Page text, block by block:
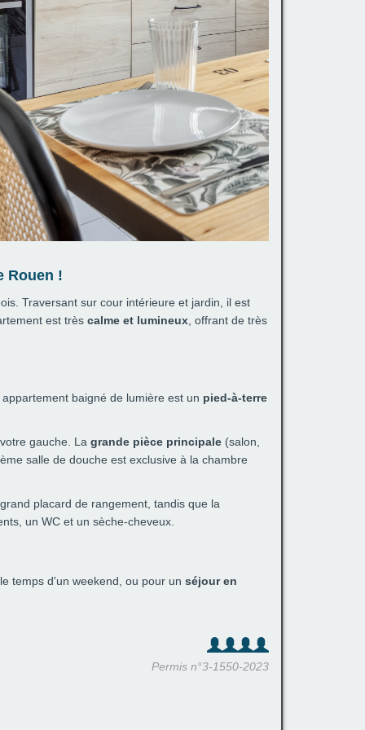
Rouen !
Traversant sur cour intérieure et jardin, il est
est très calme et lumineux , offrant de très
baigné de lumière est un pied-à-terre
gauche. La grande pièce principale (salon,
salle de douche est exclusive à la chambre
placard de rangement, tandis que la
un WC et un sèche-cheveux.
temps d'un weekend, ou pour un séjour en
Permis n°3-1550-2023